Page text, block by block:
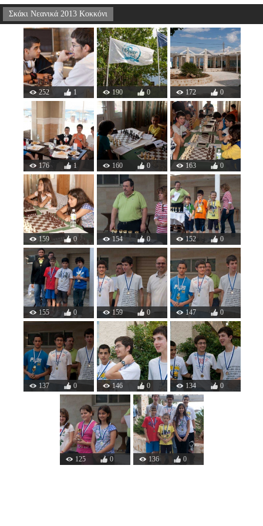
Σκάκι Νεανικά 2013 Κοκκόνι
252 1 190 0 172 0
176 1 160 0 163 0
159 0 154 0 152 0
155 0 159 0 147 0
137 0 146 0 134 0
125 0 136 0